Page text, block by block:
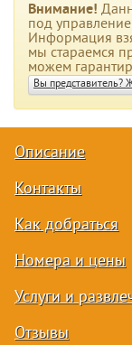
Внимание!
под
Информация
мы стараемся
можем
Вы представитель?
Описание
Контакты
Как добраться
Номера и цены
Услуги и
Отзывы